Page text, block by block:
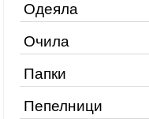
Одеяла
Очила
Папки
Пепелници